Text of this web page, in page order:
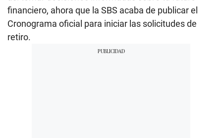
financiero, ahora que la SBS acaba de publicar el
Cronograma oficial para iniciar las solicitudes de
retiro.